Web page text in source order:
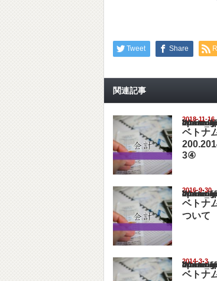
Tweet Share
関連記事
2018-11-16
Warning
: Undefined array
/home/netst/kuno-
on line
ベトナ
3④
2016-9-30
Warning
: Undefined array
/home/netst/kuno-
on line
ベトナ
ついて
2014-3-3
Warning
: Undefined array
/home/netst/kuno-
on line
ベトナ